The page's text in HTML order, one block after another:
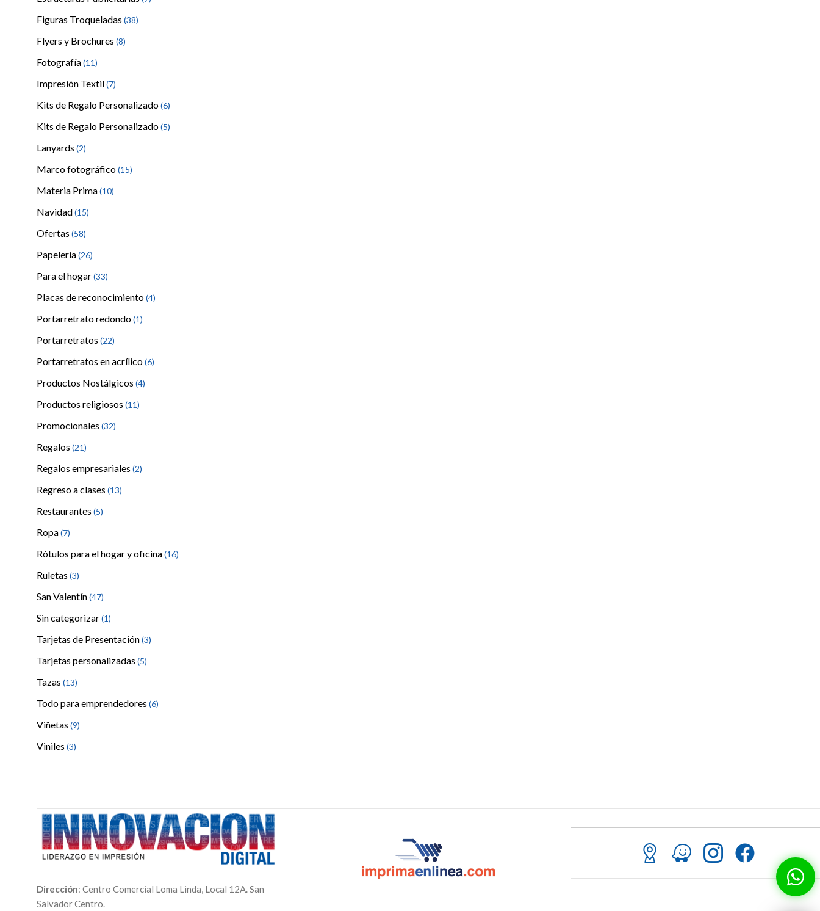
Figuras Troqueladas (38)
Flyers y Brochures (8)
Fotografía(11)
Impresión Textil(7)
Kits de Regalo Personalizado(6)
Kits de Regalo Personalizado(5)
Lanyards (2)
Marco fotográfico(15)
Materia Prima(10)
Navidad(15)
Ofertas (58)
Papelería(26)
Para el hogar(33)
Placas de reconocimiento(4)
Portarretrato redondo(1)
Portarretratos (22)
Portarretratos en acrílico(6)
Productos Nostálgicos (4)
Productos religiosos (11)
Promocionales (32)
Regalos (21)
Regalos empresariales (2)
Regreso a clases (13)
Restaurantes (5)
Ropa(7)
Rótulos para el hogar y oficina(16)
Ruletas (3)
San Valentín(47)
Sin categorizar(1)
Tarjetas de Presentación(3)
Tarjetas personalizadas (5)
Tazas (13)
Todo para emprendedores (6)
Viñetas (9)
Viniles (3)
Dirección: Centro Comercial Loma Linda, Local 12A. San
Salvador Centro.